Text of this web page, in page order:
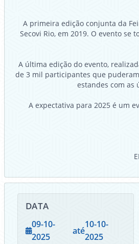
A primeira edição conjunta da
Secovi Rio, em 2019. O evento
A última edição do evento,
de 3 mil participantes que
estandes com as
A expectativa para 2025 é um
DATA
09-10-
2025
até
10-10-
2025